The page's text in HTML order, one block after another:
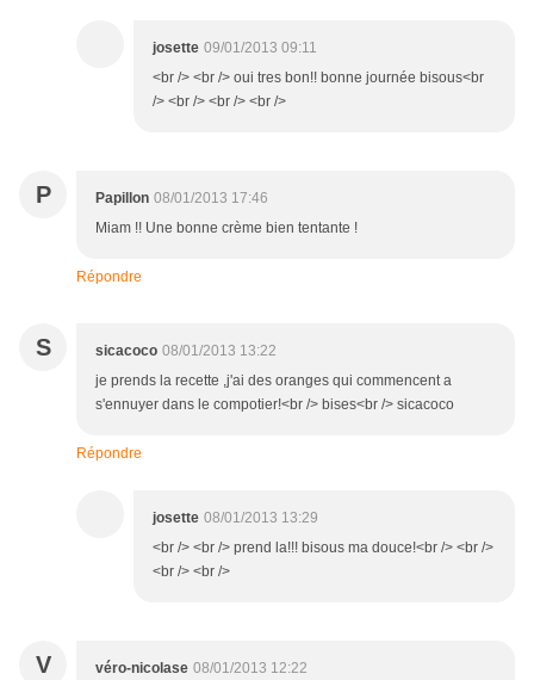
josette 09/01/2013 09:11
<br /> <br /> oui tres bon!! bonne journée bisous<br
/> <br /> <br /> <br />
P Papillon 08/01/2013 17:46
Miam !! Une bonne crème bien tentante !
Répondre
S sicacoco 08/01/2013 13:22
je prends la recette ,j'ai des oranges qui commencent a
s'ennuyer dans le compotier!<br /> bises<br /> sicacoco
Répondre
josette 08/01/2013 13:29
<br /> <br /> prend la!!! bisous ma douce!<br /> <br />
<br /> <br />
V véro-nicolase 08/01/2013 12:22